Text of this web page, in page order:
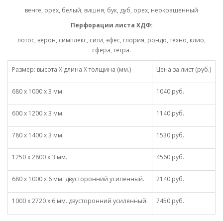
венге, орех, белый, вишня, бук, дуб, орех, неокрашенный
Перфорации листа ХДФ:
лотос, верон, симплекс, сити, эфес, глория, рондо, техно, клио,
сфера, тетра.
Размер: высота Х длина Х толщина (мм.) Цена за лист (руб.)
680 х 1000 х 3 мм. 1040 руб.
600 х 1200 х 3 мм. 1140 руб.
780 х 1400 х 3 мм. 1530 руб.
1250 х 2800 х 3 мм. 4560 руб.
680 х 1000 х 6 мм. двусторонний усиленный. 2140 руб.
1000 х 2720 х 6 мм. двусторонний усиленный. 7450 руб.